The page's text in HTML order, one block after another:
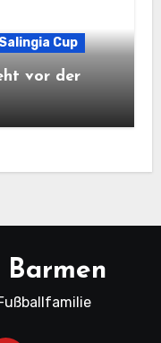
Cup
vor der
Barmen